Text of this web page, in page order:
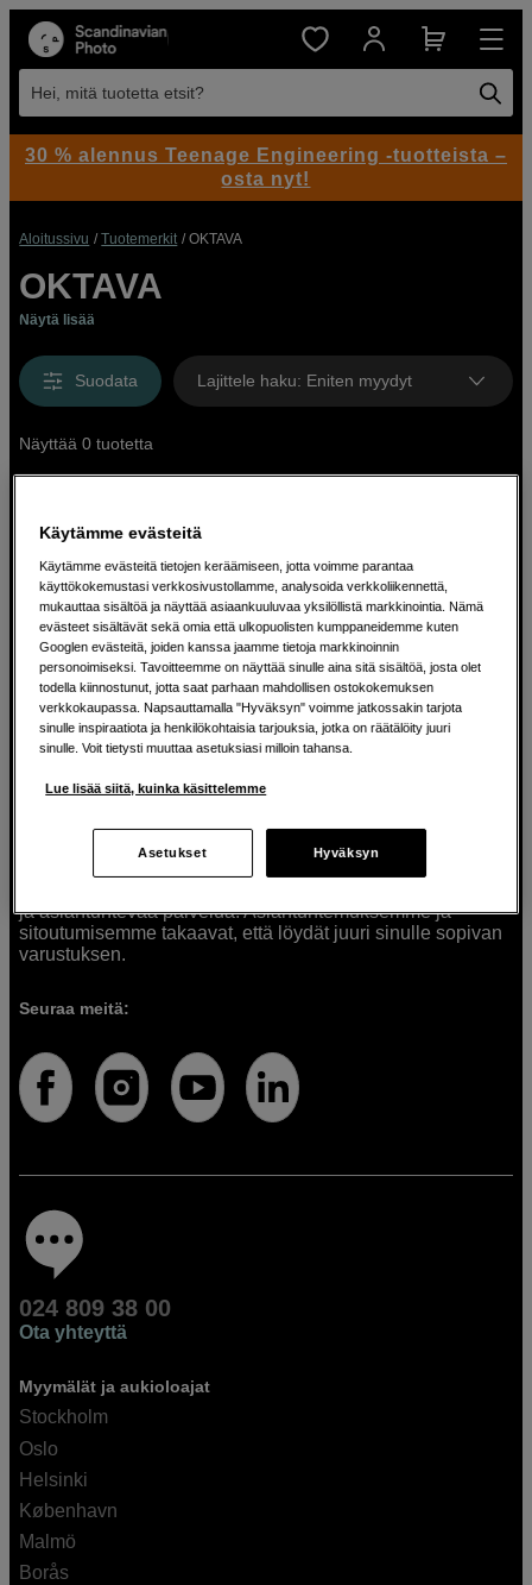
Hei, mitä tuotetta etsit?
Aloitussivu Tuotemerkit OKTAVA
OKTAVA
Näytä lisää
Suodata Lajittele haku: Eniten myydyt
Näyttää 0 tuotetta
Ratkaisuja luoville ihmisille jo vuodesta
1982
Olemme Scandinavian Photolla jo yli 40 vuoden ajan
auttaneet luovia ihmisiä toteuttamaan visioitaan.
Tarjoamme inspiraatiota, asiantuntemusta ja tuotteita
muun muassa valokuvauksen, äänen, videokuvauksen ja
musiikin ja taiteen harrastajia. Oikeilla työkaluilla ideat
muuttuvat todellisuudeksi. Autamme sinua valitsemaan
ja asiantuntevaa palvelua. Asiantuntemuksemme ja
sitoutumisemme takaavat, että löydät juuri sinulle sopivan
varustuksen.
Seuraa meitä:
024 809 38 00
Ota yhteyttä
Myymälät ja aukioloajat
Stockholm
Oslo
Helsinki
København
Malmö
Borås
30 % alennus Teenage Engineering -tuotteista –
osta nyt!
Käytämme evästeitä
Käytämme evästeitä tietojen keräämiseen, jotta voimme parantaa
käyttökokemustasi verkkosivustollamme, analysoida verkkoliikennettä,
mukauttaa sisältöä ja näyttää asiaankuuluvaa yksilöllistä markkinointia. Nämä
evästeet sisältävät sekä omia että ulkopuolisten kumppaneidemme kuten
Googlen evästeitä, joiden kanssa jaamme tietoja markkinoinnin
personoimiseksi. Tavoitteemme on näyttää sinulle aina sitä sisältöä, josta olet
todella kiinnostunut, jotta saat parhaan mahdollisen ostokokemuksen
verkkokaupassa. Napsauttamalla "Hyväksyn" voimme jatkossakin tarjota
sinulle inspiraatiota ja henkilökohtaisia tarjouksia, jotka on räätälöity juuri
sinulle. Voit tietysti muuttaa asetuksiasi milloin tahansa.
Lue lisää siitä, kuinka käsittelemme
Asetukset Hyväksyn